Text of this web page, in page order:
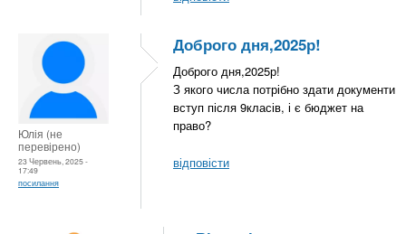
Юлія (не
перевірено)
23 Червень, 2025 -
17:49
посилання
Доброго дня,2025р!
Доброго дня,2025р!
З якого числа потрібно здати документи
вступ після 9класів, і є бюджет на
право?
відповісти